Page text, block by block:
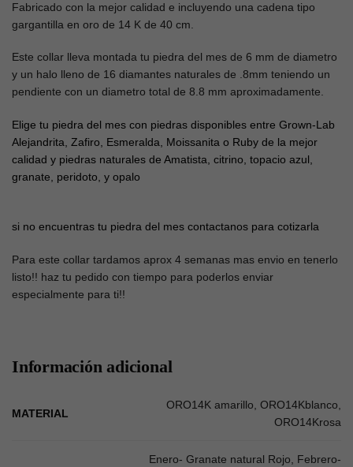
Fabricado con la mejor calidad e incluyendo una cadena tipo
gargantilla en oro de 14 K de 40 cm.
Este collar lleva montada tu piedra del mes de 6 mm de diametro
y un halo lleno de 16 diamantes naturales de .8mm teniendo un
pendiente con un diametro total de 8.8 mm aproximadamente.
Elige tu piedra del mes con piedras disponibles entre Grown-Lab
Alejandrita, Zafiro, Esmeralda, Moissanita o Ruby de la mejor
calidad y piedras naturales de Amatista, citrino, topacio azul,
granate, peridoto, y opalo
si no encuentras tu piedra del mes contactanos para cotizarla
Para este collar tardamos aprox 4 semanas mas envio en tenerlo
listo!! haz tu pedido con tiempo para poderlos enviar
especialmente para ti!!
Información adicional
MATERIAL
ORO14K amarillo, ORO14Kblanco,
ORO14Krosa
Enero- Granate natural Rojo, Febrero-